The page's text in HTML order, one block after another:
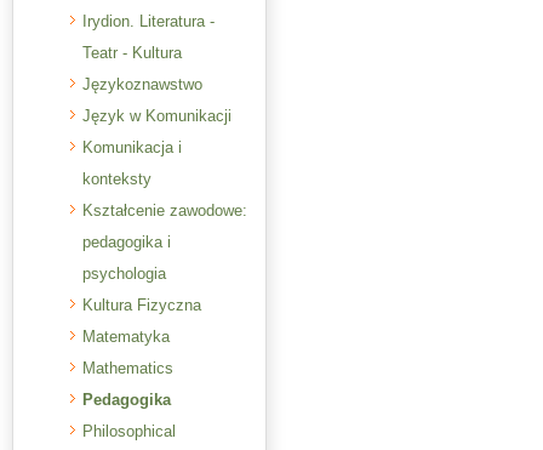
Irydion. Literatura -
Teatr - Kultura
Językoznawstwo
Język w Komunikacji
Komunikacja i
konteksty
Kształcenie zawodowe:
pedagogika i
psychologia
Kultura Fizyczna
Matematyka
Mathematics
Pedagogika
Philosophical